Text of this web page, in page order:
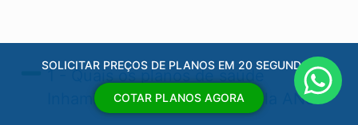
1 - Quais os planos de saúde
Inhambupe BA​ aprovados pela ANS?
SOLICITAR PREÇOS DE PLANOS EM 20 SEGUNDOS
COTAR PLANOS AGORA